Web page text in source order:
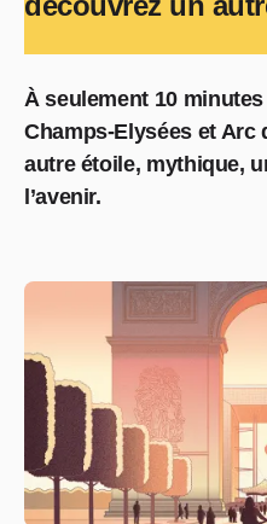
À seulement 10
Champs-Elysées et Arc
autre étoile, mythique,
l’avenir.